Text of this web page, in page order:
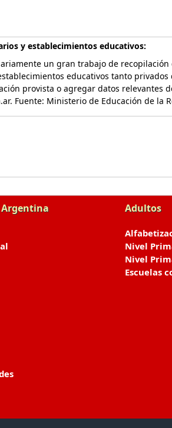
y establecimientos educativos:
un gran trabajo de
educativos tanto
provista o agregar datos relevantes
Fuente: Ministerio de Educación de la
Argentina Adultos
Nivel
Nivel
Escuelas